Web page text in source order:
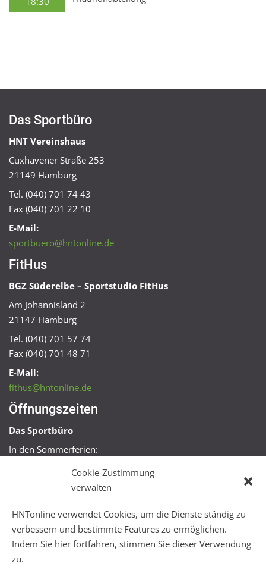
Cookie-Zustimmung
verwalten
HNTonline verwendet Cookies, um die Dienste ständig zu
verbessern und bestimmte Features zu ermöglichen.
Indem Sie hier fortfahren, stimmen Sie dieser Verwendung
zu.
Das Sportbüro
HNT Vereinshaus
Cuxhavener Straße 253
21149 Hamburg
Tel. (040) 701 74 43
Fax (040) 701 22 10
E-Mail:
sportbuero@hntonline.de
FitHus
BGZ Süderelbe – Sportstudio FitHus
Am Johannisland 2
21147 Hamburg
Tel. (040) 701 57 74
Fax (040) 701 48 71
E-Mail:
fithus@hntonline.de
Öffnungszeiten
Das Sportbüro
In den Sommerferien:
Mo + Mi 16:00 – 18:00 Uhr
Mo – Fr 08:00 – 22:00 Uhr
Sa + So 10:00 – 18:00 Uhr